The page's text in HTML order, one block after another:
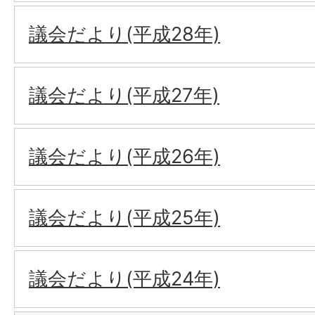
議会だより(平成28年)
議会だより(平成27年)
議会だより(平成26年)
議会だより(平成25年)
議会だより(平成24年)